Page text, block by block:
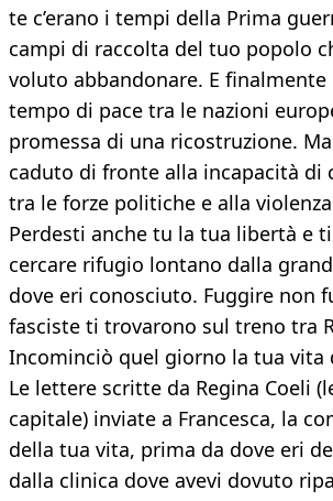
te c’erano i tempi della Prima
campi di raccolta del tuo popolo
voluto abbandonare. E finalmente
tempo di pace tra le nazioni
promessa di una ricostruzione.
caduto di fronte alla incapacità di
tra le forze politiche e alla
Perdesti anche tu la tua libertà e
cercare rifugio lontano dalla
dove eri conosciuto. Fuggire non
fasciste ti trovarono sul treno tra
Incominciò quel giorno la tua vita
Le lettere scritte da Regina Coeli
capitale) inviate a Francesca, la
della tua vita, prima da dove eri
dalla clinica dove avevi dovuto